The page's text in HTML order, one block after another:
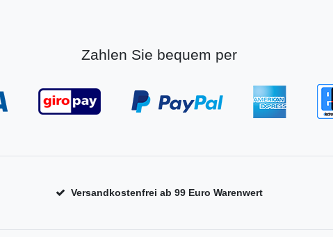
Zahlen Sie bequem per
Versandkostenfrei ab 99 Euro Warenwert